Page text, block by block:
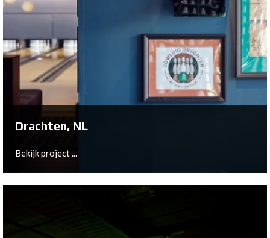
Zevenaar, NL
Bekijk project ...
Drachten, NL
Bekijk project ...